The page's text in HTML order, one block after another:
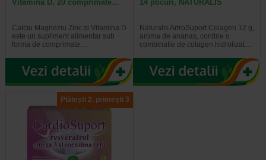
Vitamina D, 20 comprimate…
Calciu Magneziu Zinc si Vitamina D
este un supliment alimentar sub
forma de comprimate…
14 plicuri, NATURALIS
Naturalis ArtroSuport Colagen 12 g,
aroma de ananas, contine o
combinatie de colagen hidrolizat…
Plătești 2, primești 3